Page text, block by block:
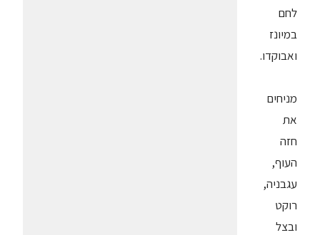
לחם
במיונז
ואבוקדו.
מניחים
את
חזה
העוף,
עגבניה,
רוקט
ובצל